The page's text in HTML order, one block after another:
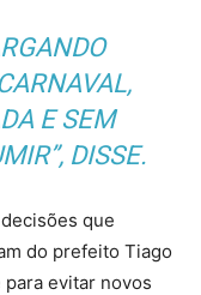
E SEM
DISSE.
que
do prefeito Tiago
evitar novos